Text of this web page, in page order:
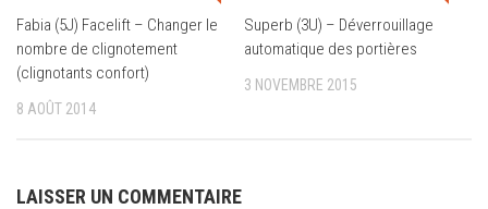
Fabia (5J) Facelift – Changer le
nombre de clignotement
(clignotants confort)
8 AOÛT 2014
Superb (3U) – Déverrouillage
automatique des portières
3 NOVEMBRE 2015
LAISSER UN COMMENTAIRE